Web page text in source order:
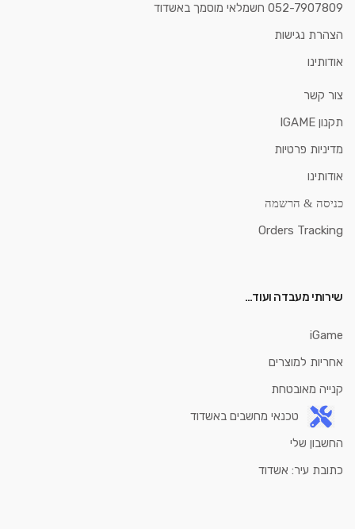
052-7907809 חשמלאי מוסמך באשדוד
הצהרת נגישות
אודותינו
צור קשר
תקנון IGAME
מדיניות פרטיות
אודותינו
כניסה & הרשמה
Orders Tracking
שירותי מעבדה ועוד…
iGame
אחריות למוצרים
קנייה מאובטחת
טכנאי מחשבים באשדוד
החשבון שלי
כתובת עיר: אשדוד